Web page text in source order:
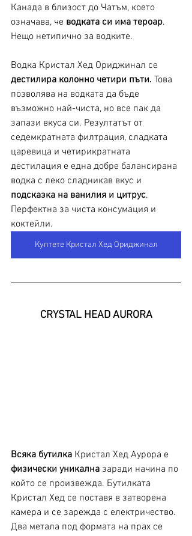
Канада в близост до Чатъм, което
означава, че водката си има тероар.
Нещо нетипично за водките.
Водка Кристал Хед Ориджинал се
дестилира колонно четири пъти. Това
позволява на водката да бъде
възможно най-чиста, но все пак да
запази вкуса си. Резултатът от
седемкратната филтрация, сладката
царевица и четирикратната
дестилация е една добре балансирана
водка с леко сладникав вкус и
подсказка на ванилия и цитрус.
Перфектна за чиста консумация и
коктейли.
Куптете Кристал Хед Ориджинал
CRYSTAL HEAD AURORA
Всяка бутилка Кристал Хед Аурора е
физически уникална заради начина по
който се произвежда. Бутилката
Кристал Хед се поставя в затворена
камера и се зарежда с електричество.
Два метала под формата на прах се